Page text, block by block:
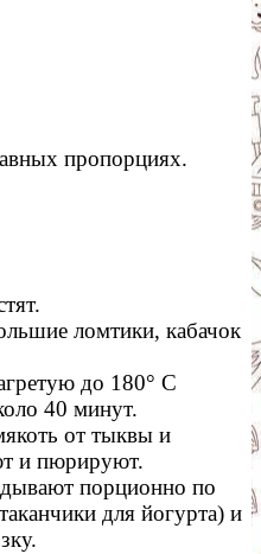
пропорциях.
ломтики, кабачок
до 180° С
40 минут.
от тыквы и
и пюрируют.
порционно по
для йогурта) и